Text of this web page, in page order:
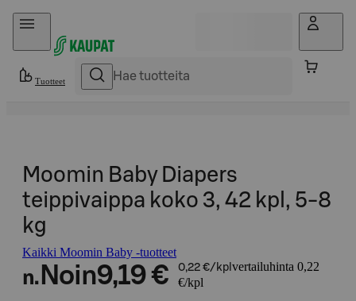
Hyppää sisältöön
Tuotteet
Moomin Baby Diapers
teippivaippa koko 3, 42 kpl, 5-8
kg
Kaikki Moomin Baby -tuotteet
n. Noin9,19 € 0,22 €/kpl vertailuhinta 0,22
€/kpl